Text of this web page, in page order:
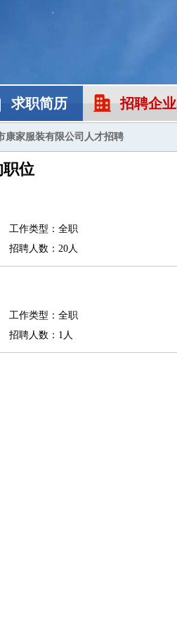
求职简历 招聘企业
康家服装有限公司人才招聘
位
工作类型：全职
招聘人数：20人
工作类型：全职
招聘人数：1人